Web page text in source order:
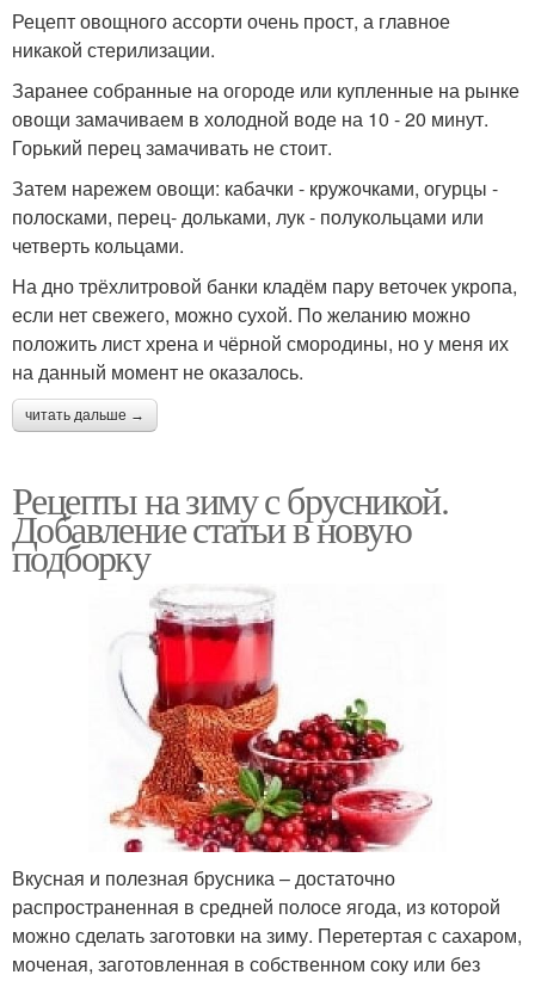
Рецепт овощного ассорти очень прост, а главное
никакой стерилизации.
Заранее собранные на огороде или купленные на рынке
овощи замачиваем в холодной воде на 10 - 20 минут.
Горький перец замачивать не стоит.
Затем нарежем овощи: кабачки - кружочками, огурцы -
полосками, перец- дольками, лук - полукольцами или
четверть кольцами.
На дно трёхлитровой банки кладём пару веточек укропа,
если нет свежего, можно сухой. По желанию можно
положить лист хрена и чёрной смородины, но у меня их
на данный момент не оказалось.
читать дальше →
Рецепты на зиму с брусникой.
Добавление статьи в новую
подборку
Вкусная и полезная брусника – достаточно
распространенная в средней полосе ягода, из которой
можно сделать заготовки на зиму. Перетертая с сахаром,
моченая, заготовленная в собственном соку или без